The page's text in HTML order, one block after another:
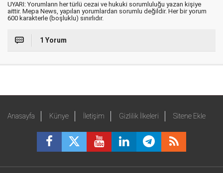
UYARI: Yorumların her türlü cezai ve hukuki sorumluluğu yazan kişiye
aittir. Mepa News, yapılan yorumlardan sorumlu değildir. Her bir yorum
600 karakterle (boşluklu) sınırlıdır.
1 Yorum
Anasayfa Künye İletişim Gizlilik İlkeleri Sitene Ekle